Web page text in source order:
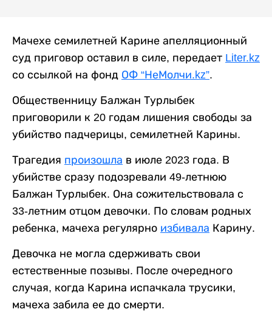
Мачехе семилетней Карине апелляционный
суд приговор оставил в силе, передает Liter.kz
со ссылкой на фонд ОФ “НеМолчи.kz”.
Общественницу Балжан Турлыбек
приговорили к 20 годам лишения свободы за
убийство падчерицы, семилетней Карины.
Трагедия произошла в июле 2023 года. В
убийстве сразу подозревали 49-летнюю
Балжан Турлыбек. Она сожительствовала с
33-летним отцом девочки. По словам родных
ребенка, мачеха регулярно избивала Карину.
Девочка не могла сдерживать свои
естественные позывы. После очередного
случая, когда Карина испачкала трусики,
мачеха забила ее до смерти.